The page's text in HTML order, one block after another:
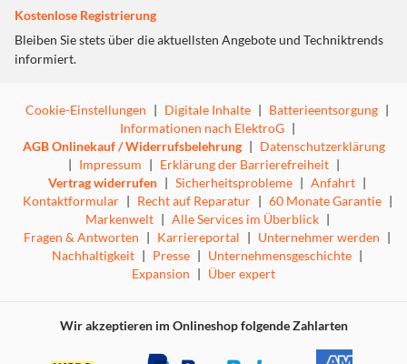
Kostenlose Registrierung
Bleiben Sie stets über die aktuellsten Angebote und Techniktrends
informiert.
Cookie-Einstellungen | Digitale Inhalte | Batterieentsorgung |
Informationen nach ElektroG |
AGB Onlinekauf / Widerrufsbelehrung | Datenschutzerklärung
| Impressum | Erklärung der Barrierefreiheit |
Vertrag widerrufen | Sicherheitsprobleme | Anfahrt |
Kontaktformular | Recht auf Reparatur | 60 Monate Garantie |
Markenwelt | Alle Services im Überblick |
Fragen & Antworten | Karriereportal | Unternehmer werden |
Nachhaltigkeit | Presse | Unternehmensgeschichte |
Expansion | Über expert
Wir akzeptieren im Onlineshop folgende Zahlarten